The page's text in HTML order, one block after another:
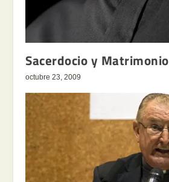
Sacerdocio y Matrimonio
octubre 23, 2009